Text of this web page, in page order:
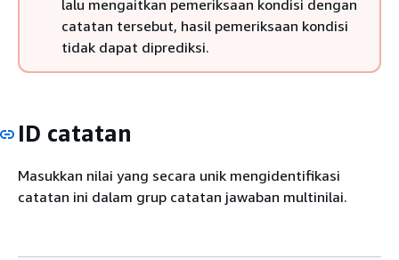
lalu mengaitkan pemeriksaan kondisi dengan
catatan tersebut, hasil pemeriksaan kondisi
tidak dapat diprediksi.
ID catatan
Masukkan nilai yang secara unik mengidentifikasi
catatan ini dalam grup catatan jawaban multinilai.